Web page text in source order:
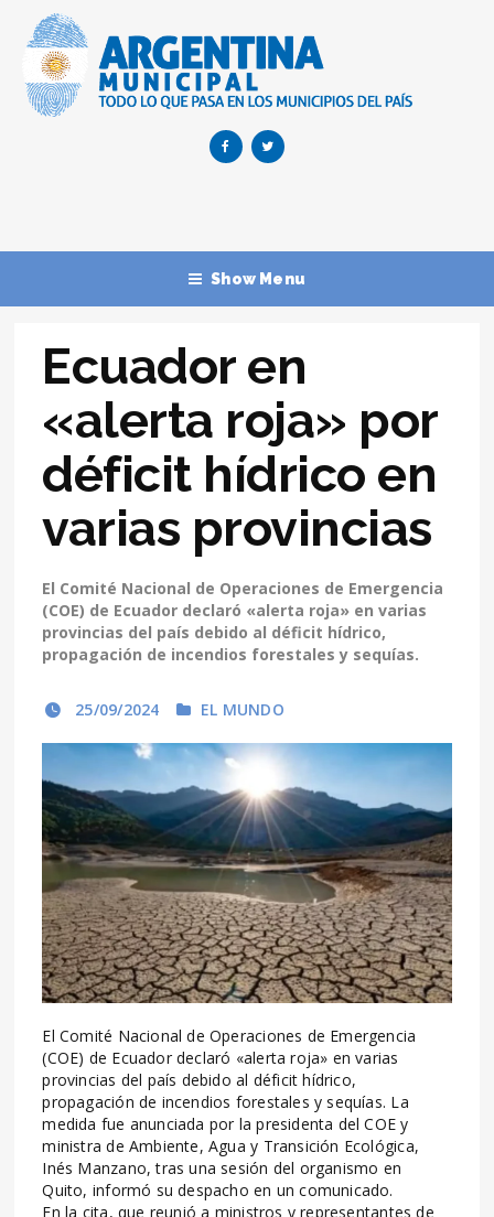
Show Menu
Ecuador en
«alerta roja» por
déficit hídrico en
varias provincias
El Comité Nacional de Operaciones de Emergencia
(COE) de Ecuador declaró «alerta roja» en varias
provincias del país debido al déficit hídrico,
propagación de incendios forestales y sequías.
25/09/2024 EL MUNDO
El Comité Nacional de Operaciones de Emergencia
(COE) de Ecuador declaró «alerta roja» en varias
provincias del país debido al déficit hídrico,
propagación de incendios forestales y sequías. La
medida fue anunciada por la presidenta del COE y
ministra de Ambiente, Agua y Transición Ecológica,
Inés Manzano, tras una sesión del organismo en
Quito, informó su despacho en un comunicado.
En la cita, que reunió a ministros y representantes de